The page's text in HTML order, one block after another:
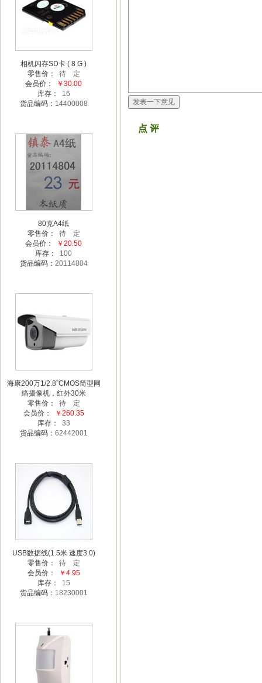
相机闪存SD卡 ( 8 G )
零售价： 待 定
会员价：
￥30.00
库存： 16
货品编码： 14400008
80克A4纸
零售价： 待 定
会员价：
￥20.50
库存： 100
货品编码： 20114804
海康200万1/2.8”CMOS筒型网
络摄像机，红外30米
零售价： 待 定
会员价：
￥260.35
库存： 33
货品编码： 62442001
USB数据线(1.5米 速度3.0)
零售价： 待 定
会员价：
￥4.95
库存： 15
货品编码： 18230001
点 评